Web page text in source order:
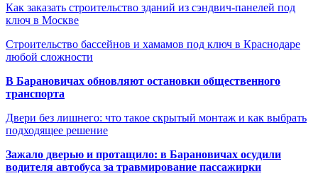
Как заказать строительство зданий из сэндвич-панелей под
ключ в Москве
Строительство бассейнов и хамамов под ключ в Краснодаре
любой сложности
В Барановичах обновляют остановки общественного
транспорта
Двери без лишнего: что такое скрытый монтаж и как выбрать
подходящее решение
Зажало дверью и протащило: в Барановичах осудили
водителя автобуса за травмирование пассажирки